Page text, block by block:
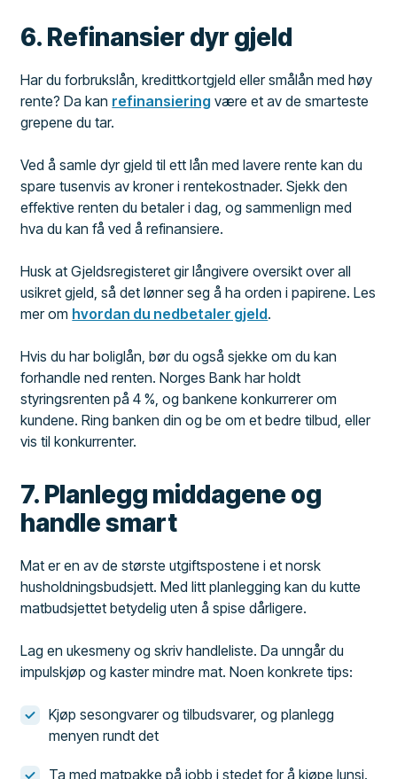
6. Refinansier dyr gjeld
Har du forbrukslån, kredittkortgjeld eller smålån med høy
rente? Da kan refinansiering være et av de smarteste
grepene du tar.
Ved å samle dyr gjeld til ett lån med lavere rente kan du
spare tusenvis av kroner i rentekostnader. Sjekk den
effektive renten du betaler i dag, og sammenlign med
hva du kan få ved å refinansiere.
Husk at Gjeldsregisteret gir långivere oversikt over all
usikret gjeld, så det lønner seg å ha orden i papirene. Les
mer om hvordan du nedbetaler gjeld.
Hvis du har boliglån, bør du også sjekke om du kan
forhandle ned renten. Norges Bank har holdt
styringsrenten på 4 %, og bankene konkurrerer om
kundene. Ring banken din og be om et bedre tilbud, eller
vis til konkurrenter.
7. Planlegg middagene og
handle smart
Mat er en av de største utgiftspostene i et norsk
husholdningsbudsjett. Med litt planlegging kan du kutte
matbudsjettet betydelig uten å spise dårligere.
Lag en ukesmeny og skriv handleliste. Da unngår du
impulskjøp og kaster mindre mat. Noen konkrete tips:
Kjøp sesongvarer og tilbudsvarer, og planlegg
menyen rundt det
Ta med matpakke på jobb i stedet for å kjøpe lunsj.